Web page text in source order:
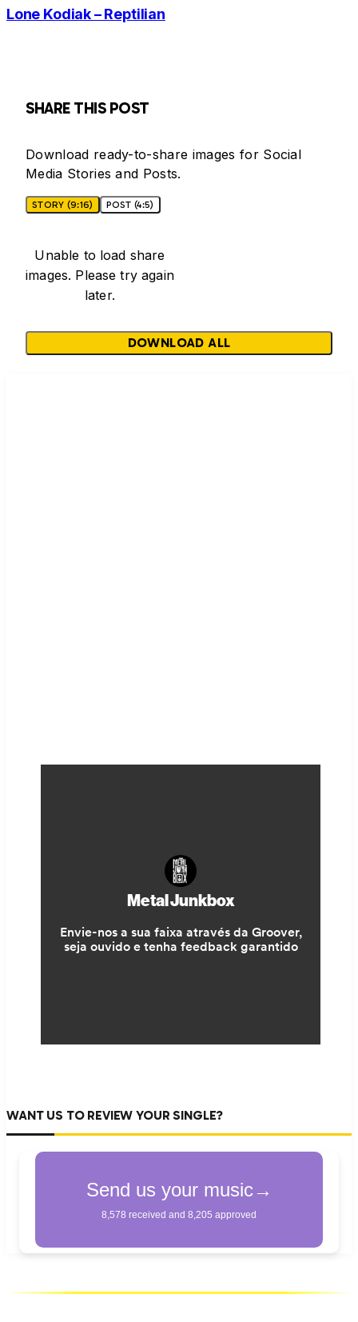
Lone Kodiak – Reptilian
SHARE THIS POST
Download ready-to-share images for Social
Media Stories and Posts.
STORY (9:16) POST (4:5)
Unable to load share
images. Please try again
later.
DOWNLOAD ALL
WANT US TO REVIEW YOUR SINGLE?